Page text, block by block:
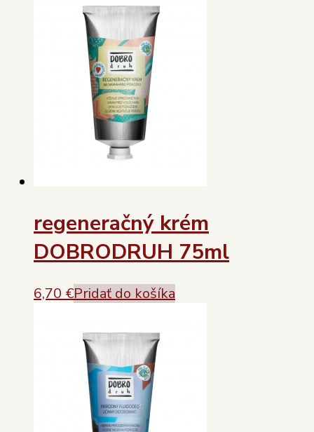
regeneračný krém
DOBRODRUH 75ml
6,70 €Pridať do košíka